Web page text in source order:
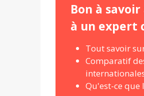
Bon à
à un expert
Tout savoir
Comparatif
Qu'est-ce